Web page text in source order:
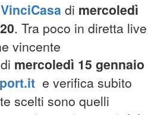
VinciCasa di mercoledì
. Tra poco in diretta live
vincente
di mercoledì 15 gennaio
e verifica subito
scelti sono quelli